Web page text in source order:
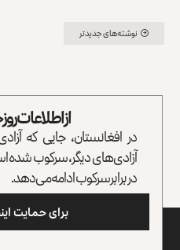
نوشته‌های جدیدتر
از اطلاعات
در افغانستان، جایی که
آزادی‌های دیگر، سرکوب شده
در برابر سرکوب ادامه می‌دهد.
برای حمایت